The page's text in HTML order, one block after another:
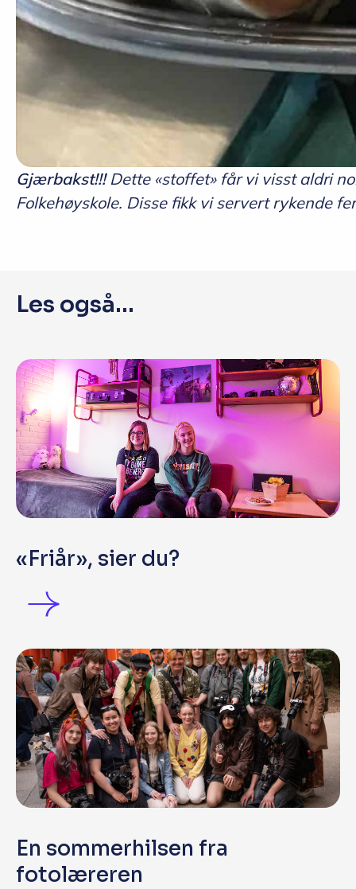
Gjærbakst!!!Dette «stoffet» får vi visst aldri
Folkehøyskole. Disse fikk vi servert rykende
Les også...
«Friår», sier du?
En sommerhilsen fra
fotolæreren